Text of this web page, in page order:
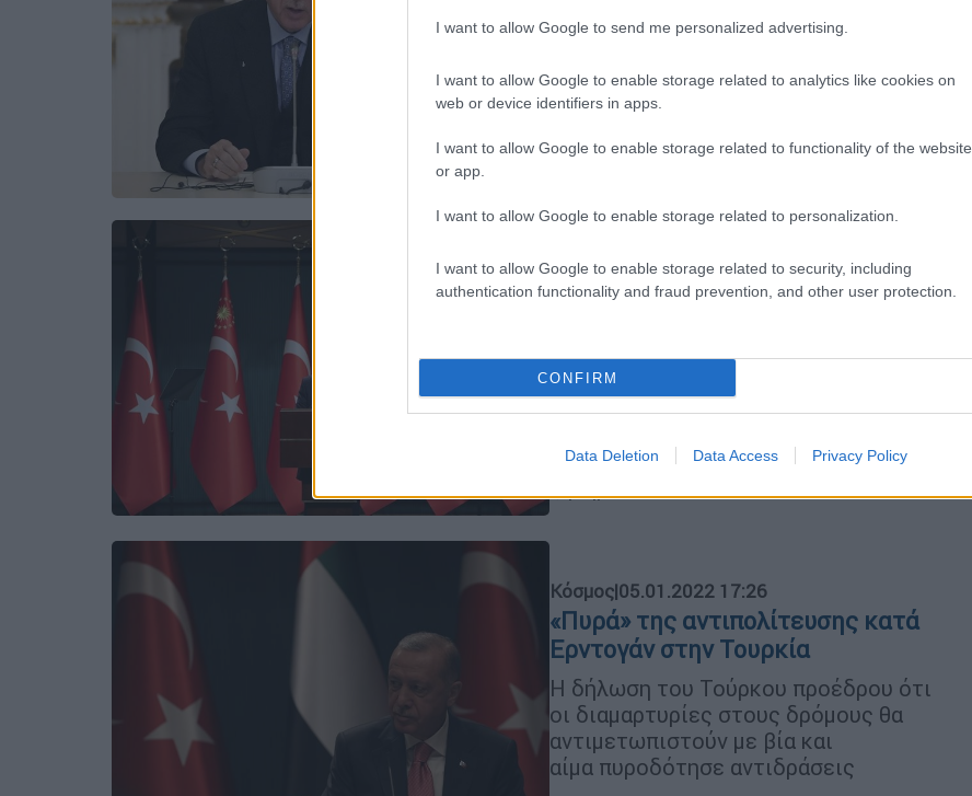
I want to allow Google to send me personalized advertising.
I want to allow Google to enable storage related to analytics like cookies on
web or device identifiers in apps.
I want to allow Google to enable storage related to functionality of the website
or app.
I want to allow Google to enable storage related to personalization.
I want to allow Google to enable storage related to security, including
authentication functionality and fraud prevention, and other user protection.
CONFIRM
Data Deletion Data Access Privacy Policy
ο Μπαμπατζάν
Σφοδρή επίθεση στον τούρκο
πρόεδρο από τον πρόεδρο του
Κόσμος 23.02.2022 17:54
Μπαμπατζάν σε Ερντογάν: «Ο
Πούτιν θα ερχόταν στην Τουρκία,
Δηκτικός για άλλη μια φορά ο
πρόεδρος του κόμματος Ανάπτυξης
και Προόδου, Αλί Μπαμπατζάν,
τη στάση που τηρεί στο Ουκρανικό
Κόσμος|05.01.2022 17:26
«Πυρά» της αντιπολίτευσης κατά
Ερντογάν στην Τουρκία
Η δήλωση του Τούρκου προέδρου ότι
οι διαμαρτυρίες στους δρόμους θα
αντιμετωπιστούν με βία και
αίμα πυροδότησε αντιδράσεις